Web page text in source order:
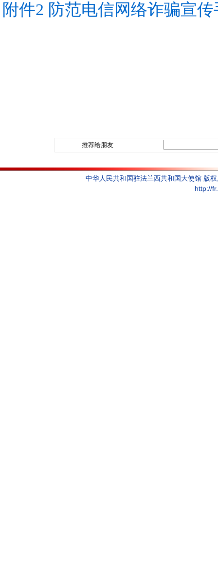
附件2 防范电信网络诈骗宣传
推荐给朋友
中华人民共和国驻法兰西共和国大使馆 版
http://